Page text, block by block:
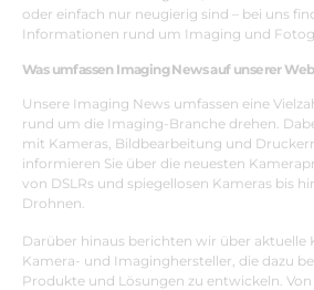
oder einfach nur neugierig sind – bei uns
Informationen rund um Imaging und
Was umfassen Imaging News auf unserer
Unsere Imaging News umfassen eine
rund um die Imaging-Branche drehen.
mit Kameras, Bildbearbeitung und
informieren Sie über die neuesten
von DSLRs und spiegellosen Kameras bis
Drohnen.
Darüber hinaus berichten wir über aktuelle
Kamera- und Imaginghersteller, die dazu
Produkte und Lösungen zu entwickeln.